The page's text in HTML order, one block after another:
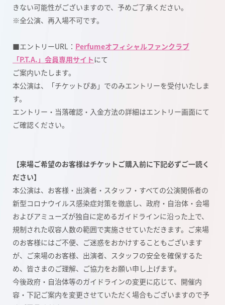
きない可能性がございますので、予めご了承ください。
※全公演、再入場不可です。
■エントリーURL： Perfumeオフィシャルファンクラブ
「P.T.A.」会員専用サイトにて
ご案内いたします。
本公演は、「チケットぴあ」でのみエントリーを受付いたしま
す。
エントリー・当落確認・入金方法の詳細はエントリー画面にて
ご確認ください。
【来場ご希望のお客様はチケットご購入前に下記必ずご一読く
ださい】
本公演は、お客様・出演者・スタッフ・すべての公演関係者の
新型コロナウイルス感染症対策を徹底し、政府・自治体・会場
およびアミューズが独自に定めるガイドラインに沿った上で、
規制された収容人数の範囲で実施させていただきます。 ご来場
のお客様にはご不便、ご迷惑をおかけすることもございます
が、ご来場のお客様、出演者、スタッフの安全を確保するた
め、皆さまのご理解、ご協力をお願い申し上げます。
今後政府・自治体等のガイドラインの変更に応じて、開催内
容・下記ご案内を変更させていただく場合もございますので予